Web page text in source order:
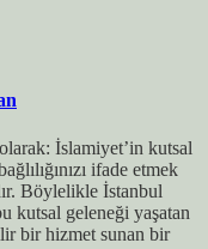
İslamiyet’in kutsal
ifade etmek
Böylelikle İstanbul
kutsal geleneği yaşatan
bir hizmet sunan bir